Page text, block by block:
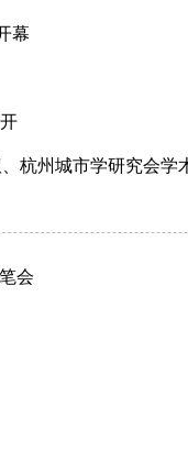
幕
杭州城市学研究会学
会